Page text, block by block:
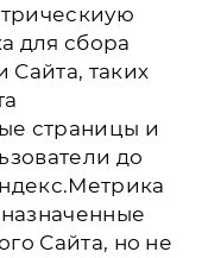
для сбора
Сайта, таких
страницы и
до
Сайта, но не